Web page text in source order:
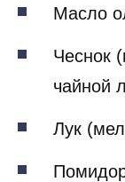
Масло
Чеснок
чайной
Лук